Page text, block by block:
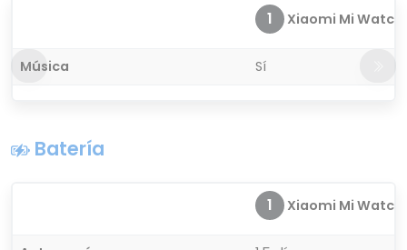
1 Xiaomi Mi Watch
Música Sí
Batería
1 Xiaomi Mi Watch